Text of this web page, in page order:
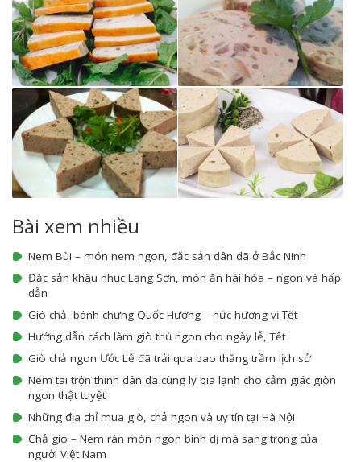
Bài xem nhiều
Nem Bùi – món nem ngon, đặc sản dân dã ở Bắc Ninh
Đặc sản khâu nhục Lạng Sơn, món ăn hài hòa – ngon và hấp
dẫn
Giò chả, bánh chưng Quốc Hương – nức hương vị Tết
Hướng dẫn cách làm giò thủ ngon cho ngày lễ, Tết
Giò chả ngon Ước Lễ đã trải qua bao thăng trầm lịch sử
Nem tai trộn thính dân dã cùng ly bia lạnh cho cảm giác giòn
ngon thật tuyệt
Những địa chỉ mua giò, chả ngon và uy tín tại Hà Nội
Chả giò – Nem rán món ngon bình dị mà sang trọng của
người Việt Nam